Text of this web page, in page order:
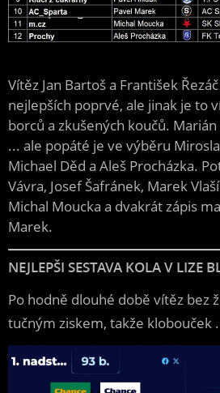
Vítěz Jan Bartoš a František
nejlepších poprvé, ale jinak je to
borců a zkušených koučů.
... ale popáté je ve výběru
Michael Děd a Aleš Procházka.
Vávra, Josef Šafránek, Marek
Michal Moucka a dvakrát zápis
Marek.
NEJLEPŠI SESTAVA KOLA V LIZE
Po hodně dlouhé době vítěz bez
tučným ziskem, takže klobouček